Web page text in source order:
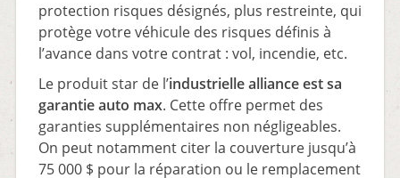
protection risques désignés, plus restreinte, qui
protège votre véhicule des risques définis à
l’avance dans votre contrat : vol, incendie, etc.
Le produit star de l’industrielle alliance est sa
garantie auto max. Cette offre permet des
garanties supplémentaires non négligeables.
On peut notamment citer la couverture jusqu’à
75 000 $ pour la réparation ou le remplacement